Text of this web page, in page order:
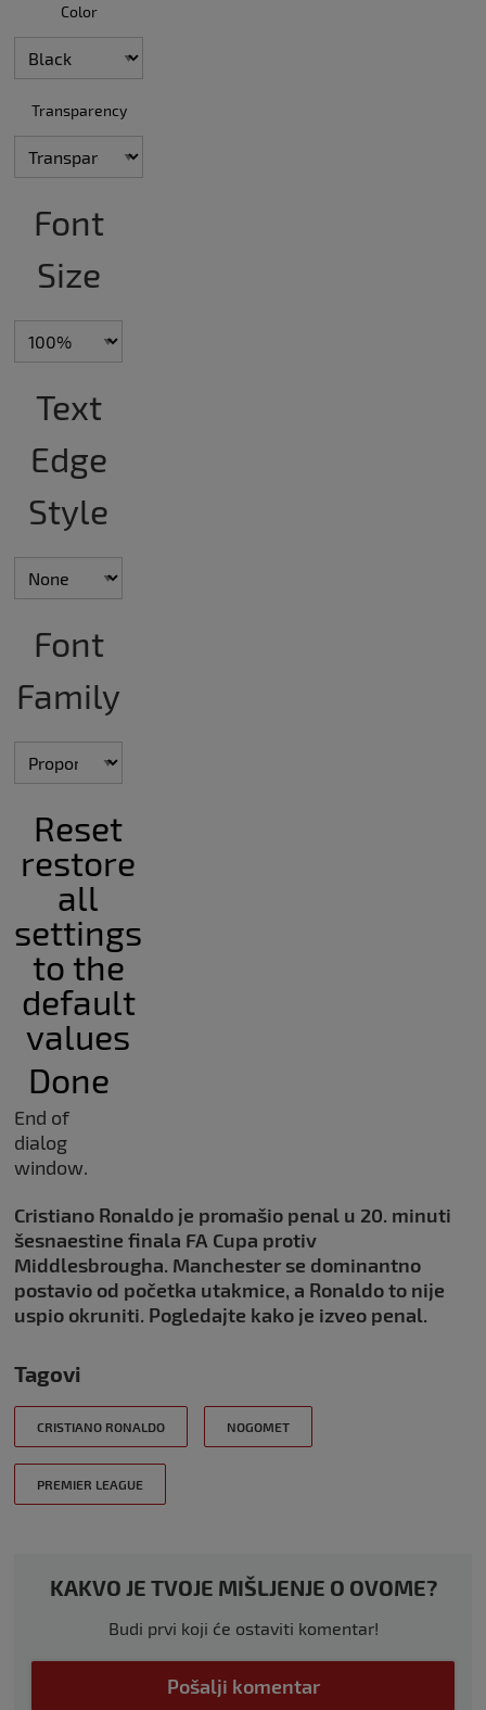
Color
Transparency
Font
Size
Text
Edge
Style
Font
Family
Reset
restore
all
settings
to the
default
values
Done
End of
dialog
window.
Cristiano Ronaldo je promašio penal u 20. minuti
šesnaestine finala FA Cupa protiv
Middlesbrougha. Manchester se dominantno
postavio od početka utakmice, a Ronaldo to nije
uspio okruniti. Pogledajte kako je izveo penal.
Tagovi
CRISTIANO RONALDO NOGOMET
PREMIER LEAGUE
KAKVO JE TVOJE MIŠLJENJE O OVOME?
Budi prvi koji će ostaviti komentar!
Pošalji komentar